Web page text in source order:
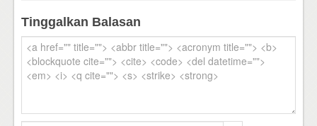
Tinggalkan Balasan